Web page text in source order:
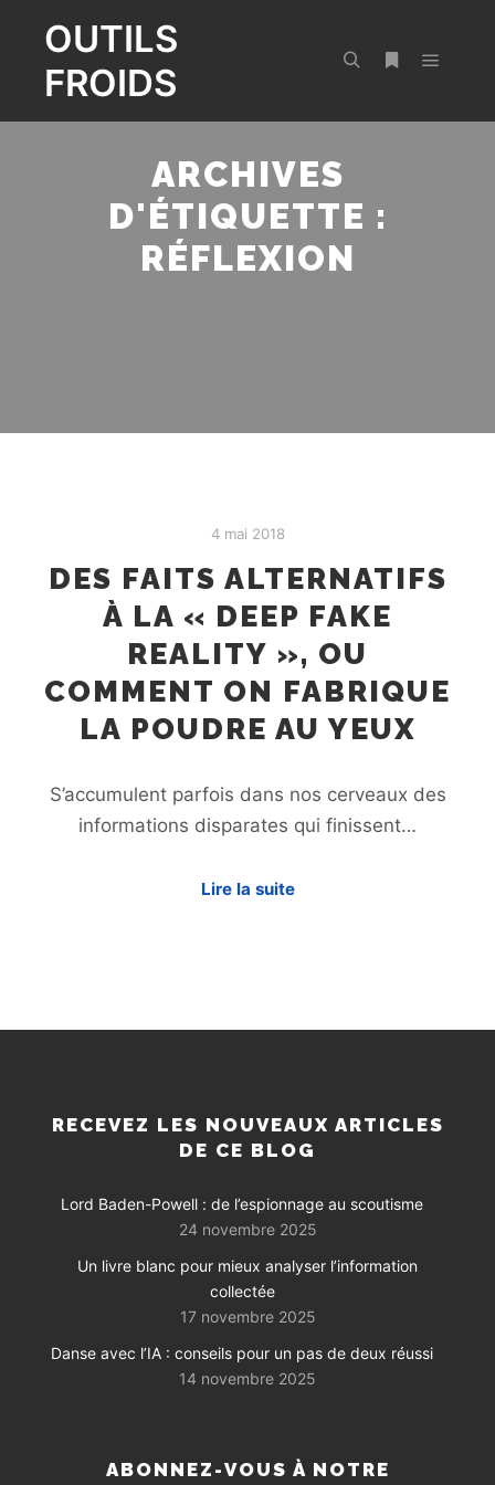
OUTILS
FROIDS
ARCHIVES
D'ÉTIQUETTE :
RÉFLEXION
4 mai 2018
DES FAITS ALTERNATIFS
À LA « DEEP FAKE
REALITY », OU
COMMENT ON FABRIQUE
LA POUDRE AU YEUX
S’accumulent parfois dans nos cerveaux des
informations disparates qui finissent…
Lire la suite
RECEVEZ LES NOUVEAUX ARTICLES
DE CE BLOG
Lord Baden-Powell : de l’espionnage au scoutisme
24 novembre 2025
Un livre blanc pour mieux analyser l’information
collectée
17 novembre 2025
Danse avec l’IA : conseils pour un pas de deux réussi
14 novembre 2025
ABONNEZ-VOUS À NOTRE